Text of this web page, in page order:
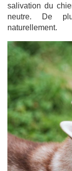
salivation du
neutre. De
naturellement.